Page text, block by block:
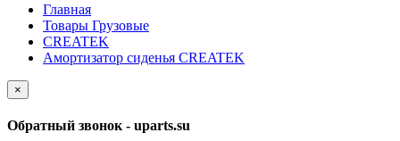
Главная
Товары Грузовые
CREATEK
Амортизатор сиденья CREATEK
×
Обратный звонок - uparts.su